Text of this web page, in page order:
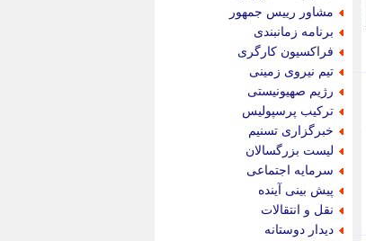
مشاور رییس جمهور
برنامه زمانبندی
فراکسیون کارگری
تیم نیروی زمینی
رژیم صهیونیستی
ترکیب پرسپولیس
خبرگزاری تسنیم
لیست بزرگسالان
سرمایه اجتماعی
پیش بینی آینده
نقل و انتقالات
دیدار دوستانه